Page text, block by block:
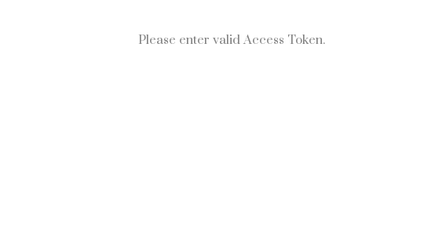
Please enter valid Access Token.